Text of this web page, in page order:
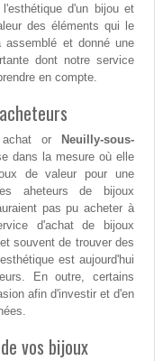
d'un bijou et
des éléments qui le
et donné une
dont notre service
en compte.
achat or Neuilly-sous-
dans la mesure où elle
de valeur pour une
aheteurs de bijoux
pas pu acheter à
d'achat de bijoux
souvent de trouver des
est aujourd'hui
En outre, certains
afin d'investir et d'en
vos bijoux